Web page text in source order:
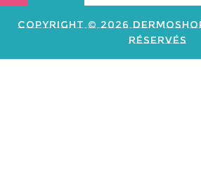
Copyright © 2026
Réservés